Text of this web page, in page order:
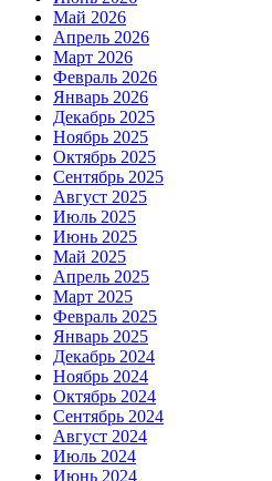
Май 2026
Апрель 2026
Март 2026
Февраль 2026
Январь 2026
Декабрь 2025
Ноябрь 2025
Октябрь 2025
Сентябрь 2025
Август 2025
Июль 2025
Июнь 2025
Май 2025
Апрель 2025
Март 2025
Февраль 2025
Январь 2025
Декабрь 2024
Ноябрь 2024
Октябрь 2024
Сентябрь 2024
Август 2024
Июль 2024
Июнь 2024